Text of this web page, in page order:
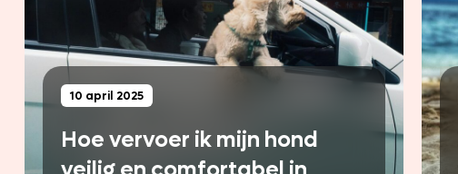
10 april 2025
Hoe vervoer ik mijn hond